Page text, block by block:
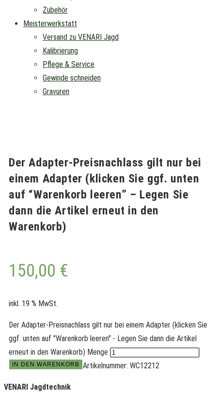
Zubehör
Meisterwerkstatt
Versand zu VENARI Jagd
Kalibrierung
Pflege & Service
Gewinde schneiden
Gravuren
Der Adapter-Preisnachlass gilt nur bei
einem Adapter (klicken Sie ggf. unten
auf “Warenkorb leeren” – Legen Sie
dann die Artikel erneut in den
Warenkorb)
150,00 €
inkl. 19 % MwSt.
Der Adapter-Preisnachlass gilt nur bei einem Adapter (klicken Sie
ggf. unten auf "Warenkorb leeren" - Legen Sie dann die Artikel
erneut in den Warenkorb) Menge
IN DEN WARENKORB Artikelnummer: WC12212
VENARI Jagdtechnik